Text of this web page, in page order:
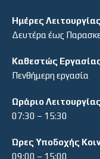
Ημέρες
Δευτέρα έως
Καθεστώς
Πενθήμερη εργασία
Ωράριο
07:30 – 15:30
Ώρες Υποδοχής
09:00 – 15:00